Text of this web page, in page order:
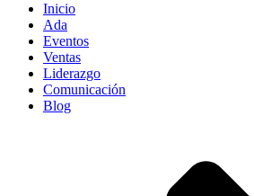
Inicio
Ada
Eventos
Ventas
Liderazgo
Comunicación
Blog